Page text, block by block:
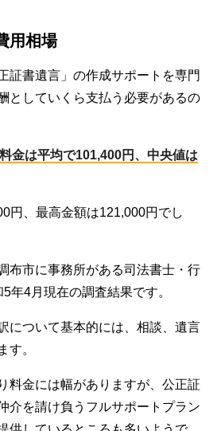
用相場
証書遺言」の作成サポートを専門
としていくら支払う必要があるの
金は平均で101,400円、中央値は
円、最高金額は121,000円でし
布市に事務所がある司法書士・行
年4月現在の調査結果です。
について基本的には、相談、遺言
す。
料金には幅がありますが、公正証
介を請け負うフルサポートプラン